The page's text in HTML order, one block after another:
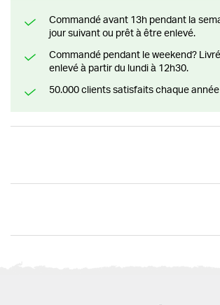
Commandé avant 13h pendant la semaine? Livré le
jour suivant ou prêt à être enlevé.
Commandé pendant le weekend? Livré ou prêt à être
enlevé à partir du lundi à 12h30.
50.000 clients satisfaits chaque année